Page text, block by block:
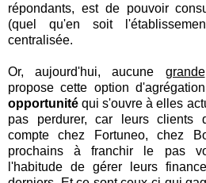
répondants, est de pouvoir
(quel qu'en soit
centralisée.
Or, aujourd'hui, aucune grande
propose cette option
opportunité qui s'ouvre à elles
pas perdurer, car leurs clients
compte chez Fortuneo, chez
prochains à franchir le pas
l'habitude de gérer leurs